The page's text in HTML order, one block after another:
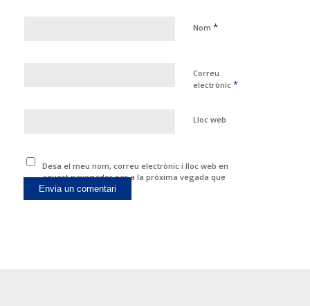
Nom *
Correu
electrònic *
Lloc web
Desa el meu nom, correu electrònic i lloc web en
aquest navegador per a la pròxima vegada que
comenti.